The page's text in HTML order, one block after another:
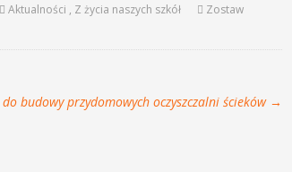
Aktualności , Z życia naszych szkół
Zostaw
budowy przydomowych oczyszczalni ścieków →